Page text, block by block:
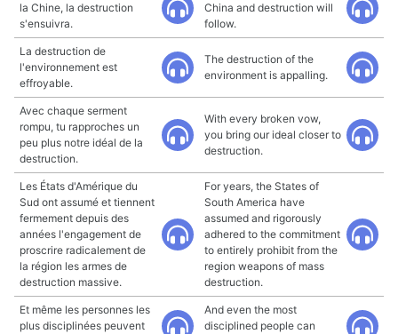
la Chine, la destruction
s'ensuivra.
China and destruction will
follow.
La destruction de
l'environnement est
effroyable.
The destruction of the
environment is appalling.
Avec chaque serment
rompu, tu rapproches un
peu plus notre idéal de la
destruction.
With every broken vow,
you bring our ideal closer to
destruction.
Les États d'Amérique du
Sud ont assumé et tiennent
fermement depuis des
années l'engagement de
proscrire radicalement de
la région les armes de
destruction massive.
For years, the States of
South America have
assumed and rigorously
adhered to the commitment
to entirely prohibit from the
region weapons of mass
destruction.
Et même les personnes les
plus disciplinées peuvent
And even the most
disciplined people can